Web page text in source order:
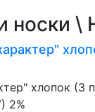
\
хлопок (3
2%